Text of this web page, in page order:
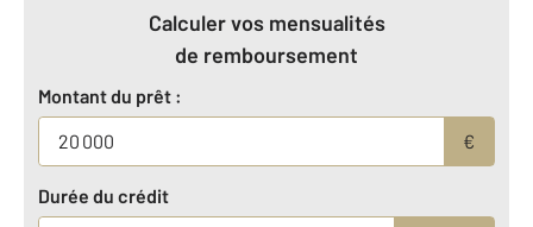
Calculer vos mensualités
de remboursement
Montant du prêt :
€
Durée du crédit